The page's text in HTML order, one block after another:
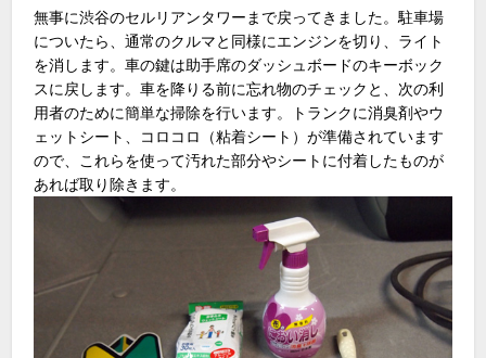
無事に渋谷のセルリアンタワーまで戻ってきました。駐車場
についたら、通常のクルマと同様にエンジンを切り、ライト
を消します。車の鍵は助手席のダッシュボードのキーボック
スに戻します。車を降りる前に忘れ物のチェックと、次の利
用者のために簡単な掃除を行います。トランクに消臭剤やウ
ェットシート、コロコロ（粘着シート）が準備されています
ので、これらを使って汚れた部分やシートに付着したものが
あれば取り除きます。